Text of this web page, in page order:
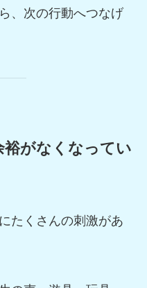
、次の行動へつなげ
裕がなくなってい
たくさんの刺激があ